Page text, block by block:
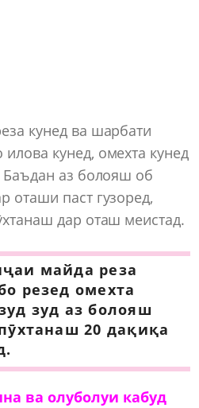
кунед ва шарбати
кунед, омехта кунед
Баъдан аз болояш об
оташи паст гузоред,
дар оташ меистад.
майда реза
резед омехта
зуд аз болояш
20 дақиқа
ва олуболуи кабуд